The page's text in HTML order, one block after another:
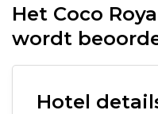
Het Coco
wordt
Hotel